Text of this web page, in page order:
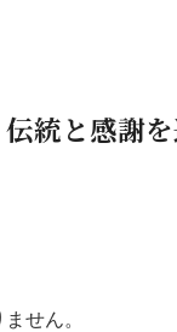
伝統と感謝
せん。